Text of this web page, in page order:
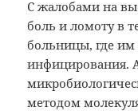
С жалобами на
боль и ломоту в
больницы, где
инфицирования.
методом